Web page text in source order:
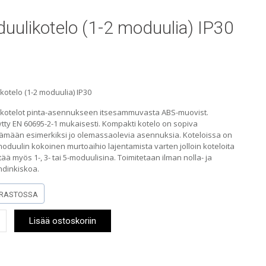
(1-2 moduulia) IP30
(1-2 moduulia) IP30
pinta-asennukseen itsesammuvasta ABS-muovist.
EN 60695-2-1 mukaisesti. Kompakti kotelo on sopiva
esimerkiksi jo olemassaolevia asennuksia. Koteloissa on
kokoinen murtoaihio lajentamista varten jolloin koteloita
myös 1-, 3- tai 5-moduulisina. Toimitetaan ilman nolla- ja
Lisää ostoskoriin